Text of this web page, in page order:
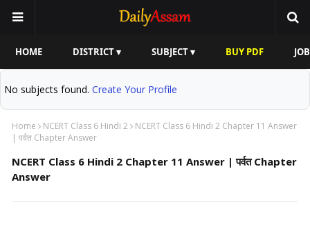
HOME DISTRICT ▾ SUBJECT ▾ BUY PDF
No subjects found. Create Your Profile
Home NCERT Class 6 Hindi 2
NCERT Class 6 Hindi 2 Chapter 11 Answer
| पर्वत Chapter Answer
NCERT Class 6 Hindi 2 Chapter 11 Answer | पर्वत Chapter
Answer